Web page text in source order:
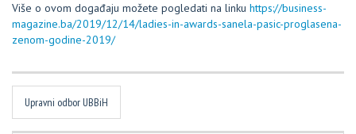
Više o ovom događaju možete pogledati na linku https://business-
magazine.ba/2019/12/14/ladies-in-awards-sanela-pasic-proglasena-
zenom-godine-2019/
Upravni odbor UBBiH